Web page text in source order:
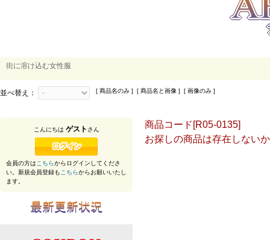
街に溶け込む女性服
並べ替え： [ 商品名のみ ] [ 商品名と画像 ] [ 画像のみ ]
商品コード[R05-0135]
お探しの商品は存在しない
こんにちは ゲスト さん
会員の方はこちらからログインしてくださ
い。新規会員登録もこちらからお願いいたし
ます。